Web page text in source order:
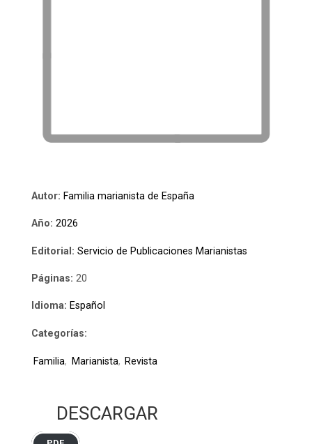
Autor: Familia marianista de España
Año: 2026
Editorial: Servicio de Publicaciones Marianistas
Páginas: 20
Idioma: Español
Categorías:
Familia, Marianista, Revista
DESCARGAR